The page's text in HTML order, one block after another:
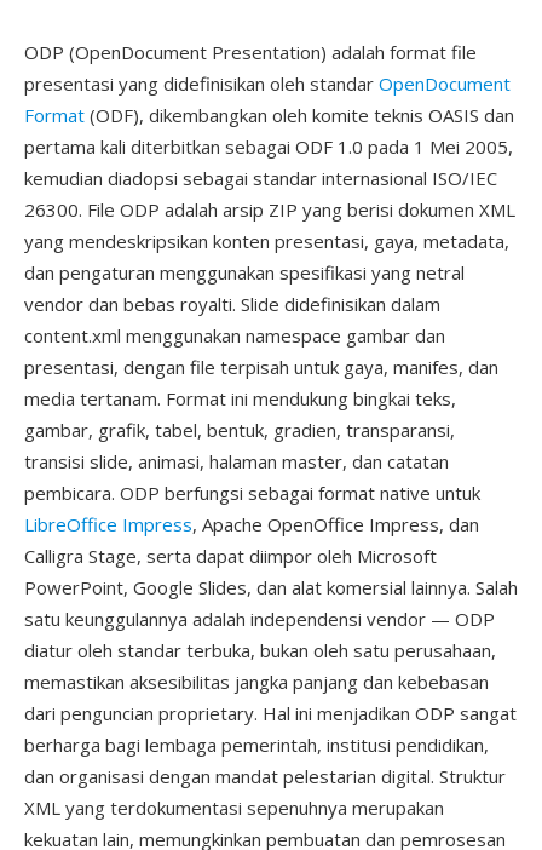
ODP (OpenDocument Presentation) adalah format file
presentasi yang didefinisikan oleh standar OpenDocument
Format (ODF), dikembangkan oleh komite teknis OASIS dan
pertama kali diterbitkan sebagai ODF 1.0 pada 1 Mei 2005,
kemudian diadopsi sebagai standar internasional ISO/IEC
26300. File ODP adalah arsip ZIP yang berisi dokumen XML
yang mendeskripsikan konten presentasi, gaya, metadata,
dan pengaturan menggunakan spesifikasi yang netral
vendor dan bebas royalti. Slide didefinisikan dalam
content.xml menggunakan namespace gambar dan
presentasi, dengan file terpisah untuk gaya, manifes, dan
media tertanam. Format ini mendukung bingkai teks,
gambar, grafik, tabel, bentuk, gradien, transparansi,
transisi slide, animasi, halaman master, dan catatan
pembicara. ODP berfungsi sebagai format native untuk
LibreOffice Impress, Apache OpenOffice Impress, dan
Calligra Stage, serta dapat diimpor oleh Microsoft
PowerPoint, Google Slides, dan alat komersial lainnya. Salah
satu keunggulannya adalah independensi vendor — ODP
diatur oleh standar terbuka, bukan oleh satu perusahaan,
memastikan aksesibilitas jangka panjang dan kebebasan
dari penguncian proprietary. Hal ini menjadikan ODP sangat
berharga bagi lembaga pemerintah, institusi pendidikan,
dan organisasi dengan mandat pelestarian digital. Struktur
XML yang terdokumentasi sepenuhnya merupakan
kekuatan lain, memungkinkan pembuatan dan pemrosesan